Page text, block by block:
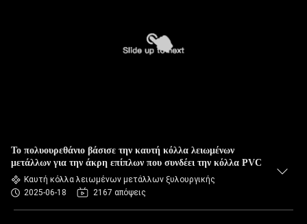
Το πολυουρεθάνιο βάσισε την καυτή κόλλα λειωμένων
μετάλλων για την άκρη επίπλων που συνδέει την κόλλα PVC
Καυτή κόλλα λειωμένων μετάλλων ξυλουργικής
2025-06-18
2167 απόψεις